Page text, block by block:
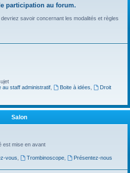
participation au forum.
savoir concernant les modalités et règles
au staff administratif, Boite à idées
Droit
Salon
est mise en avant
vous Trombinoscope,
Présentez-nous